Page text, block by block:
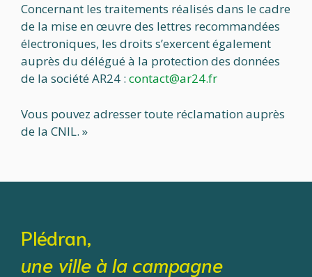
Concernant les traitements réalisés dans le cadre
de la mise en œuvre des lettres recommandées
électroniques, les droits s’exercent également
auprès du délégué à la protection des données
de la société AR24 : contact@ar24.fr
Vous pouvez adresser toute réclamation auprès
de la CNIL. »
Plédran,
une ville à la campagne